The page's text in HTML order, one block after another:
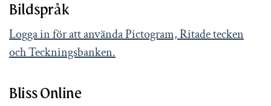
Bildspråk
Logga in för att använda Pictogram, Ritade tecken
och Teckningsbanken.
Bliss Online